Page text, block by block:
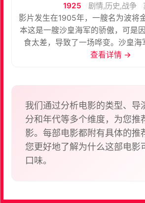
1925 剧情,历史,战争
影片发生在1905年，一艘名为波将
本这是一艘沙皇海军的骄傲，可是
食太差，导致了一场哗变。沙皇海
上，水兵的生活环境非常差，受着
但是由于起义之火在众人心中燃烧
枪，起义者们拿起武器将军官丢入
起义者们夺取，并驶入敖德萨石阶
的群众对水兵们的遭遇非常同情，
援起义的水兵。而群众的声援却遭
查看详情 →
我们通过分析电影的类型、导
分和年代等多个维度，为您推
影。每部电影都附有具体的推
您更好地了解为什么这部电影
口味。